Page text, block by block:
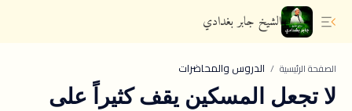
الشيخ جابر بغدادي
الصفحة الرئيسية الدروس والمحاضرات
لا تجعل المسكين يقف كثيراً على